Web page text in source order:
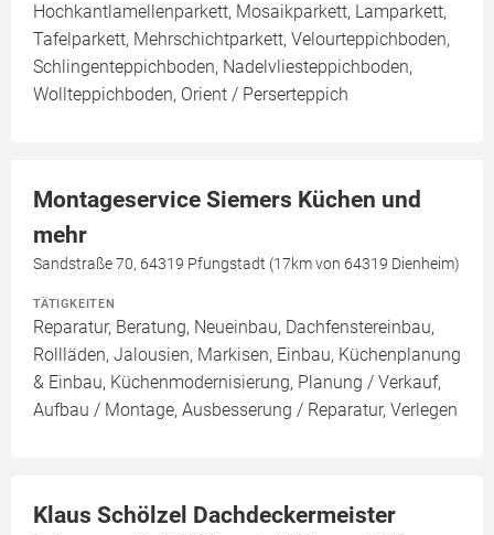
Hochkantlamellenparkett, Mosaikparkett, Lamparkett,
Tafelparkett, Mehrschichtparkett, Velourteppichboden,
Schlingenteppichboden, Nadelvliesteppichboden,
Wollteppichboden, Orient / Perserteppich
Montageservice Siemers Küchen und
mehr
Sandstraße 70, 64319 Pfungstadt (17km von 64319 Dienheim)
TÄTIGKEITEN
Reparatur, Beratung, Neueinbau, Dachfenstereinbau,
Rollläden, Jalousien, Markisen, Einbau, Küchenplanung
& Einbau, Küchenmodernisierung, Planung / Verkauf,
Aufbau / Montage, Ausbesserung / Reparatur, Verlegen
Klaus Schölzel Dachdeckermeister